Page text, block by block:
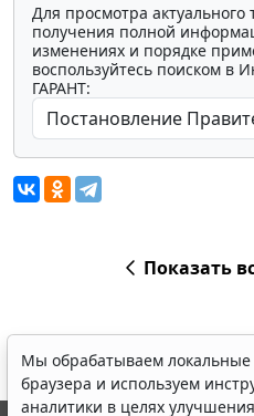
Для просмотра актуального
получения полной
изменениях и порядке
воспользуйтесь поиском в
ГАРАНТ:
Показать
Мы обрабатываем
браузера и используем
аналитики в целях